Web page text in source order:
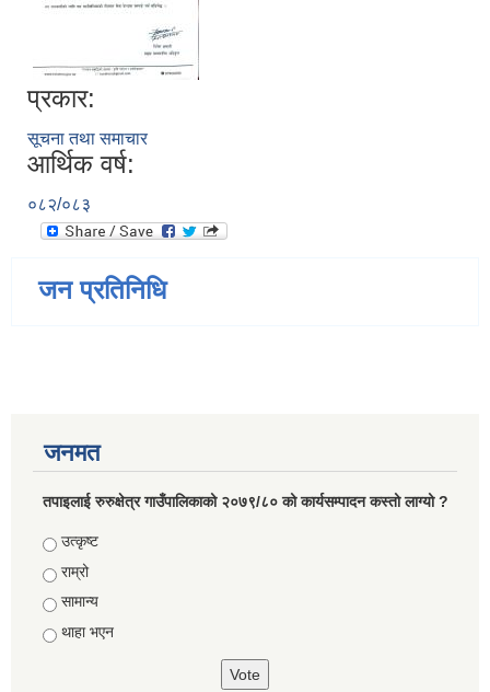
प्रकार:
सूचना तथा समाचार
आर्थिक वर्ष:
०८२/०८३
जन प्रतिनिधि
जनमत
तपाइलाई रुरुक्षेत्र गाउँपालिकाको २०७९/८० को कार्यसम्पादन कस्तो लाग्यो ?
Choices
उत्कृष्ट
राम्रो
सामान्य
थाहा भएन